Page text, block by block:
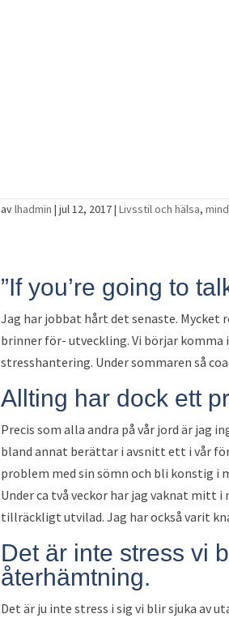
Återhämtning i juli-
avlhadmin |jul 12, 2017|Livsstil och hälsa,
”If you’re going to
Jag har jobbat hårt det senaste.
brinner för- utveckling. Vi börjar komma
stresshantering. Under sommaren så
Allting har dock ett
Precis som alla andra på vår jord är jag
bland annat berättar i avsnitt ett i vår
problem med sin sömn och bli konstig i
Under ca två veckor har jag vaknat mitt
tillräckligt utvilad. Jag har också varit
Det är inte stress vi
återhämtning.
Det är ju inte stress i sig vi blir sjuka av